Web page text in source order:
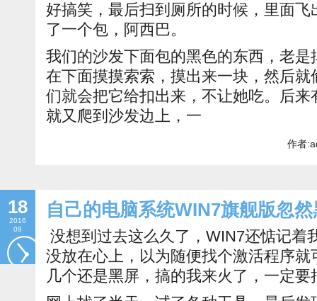
好搞笑，最后扫到厕所的时候，里面
了一个包，阿西巴。
我们的沙发下面包的黑色的东西，老
在下面摸摸索索，摸出来一块，然后
们就会把它给扣出来，不让她吃。后
就又爬到沙发边上，一
作者
18
2016
09
自己的电脑系统WIN7旗舰版忽
没想到过去这么久了，WIN7还惦记着
没放在心上，以为随便找个激活程序
几个还是黑屏，搞的我来火了，一定